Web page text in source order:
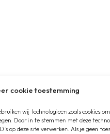
cookie toestemming
wij technologieën zoals cookies
Door in te stemmen met deze
op deze site verwerken. Als je geen